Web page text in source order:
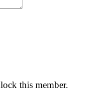
this member.